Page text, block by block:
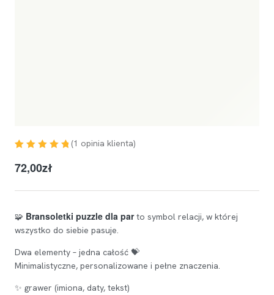
na 5 na
(1 opinia klienta)
72,00zł
🧩 Bransoletki puzzle dla parto symbol relacji, w której
wszystko do siebie pasuje.
Dwa elementy – jedna całość 💝
Minimalistyczne, personalizowane i pełne znaczenia.
✨ grawer (imiona, daty, tekst)